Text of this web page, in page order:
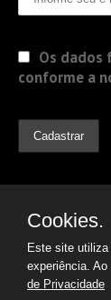
Os dados
conforme a
Cookies.
Este site
experiência.
de Privacidade